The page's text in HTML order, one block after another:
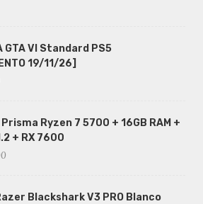
GTA VI Standard PS5
19/11/26]
Prisma Ryzen 7 5700 + 16GB RAM +
+ RX 7600
Blackshark V3 PRO Blanco